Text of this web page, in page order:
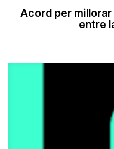
​Acord per
entre